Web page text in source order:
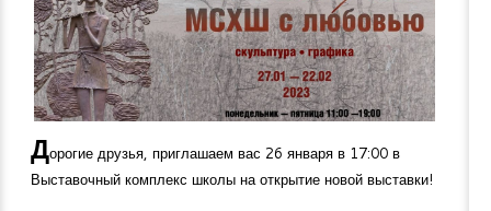
Дорогие друзья, приглашаем вас 26 января в 17:00 в
Выставочный комплекс школы на открытие новой выставки!